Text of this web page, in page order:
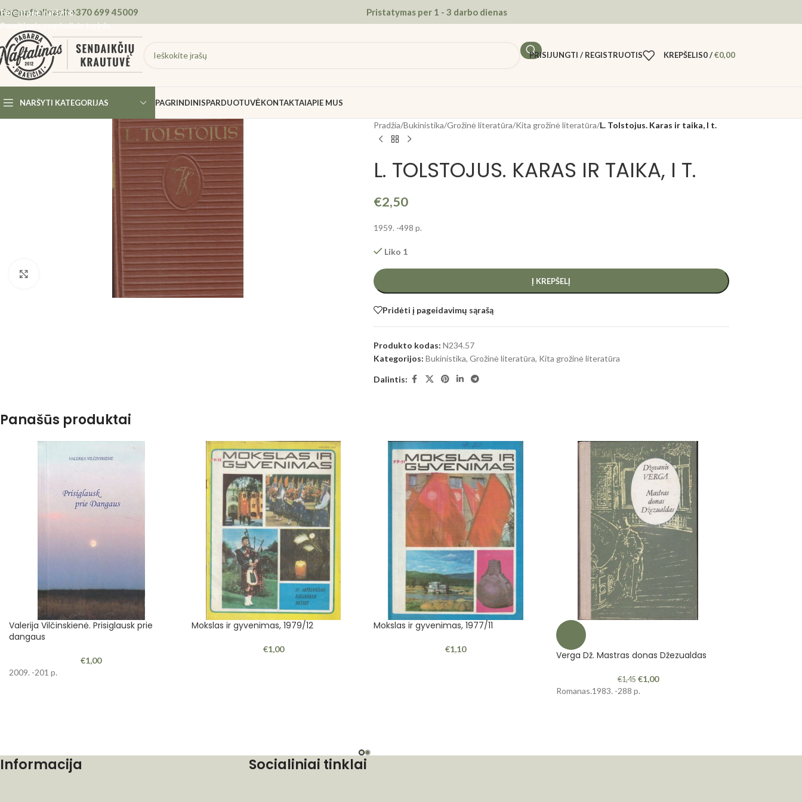
Pereiti prie naršymo
Pereiti prie pagrindinio turinio
+370 699 45009 Pristatymas per 1 - 3 darbo dienas
PRISIJUNGTI / REGISTRUOTIS KREPŠELIS0/€0,00
NARŠYTI KATEGORIJAS PAGRINDINISPARDUOTUVĖKONTAKTAIAPIE MUS
Spustelėkite, kad padidintumėte
Pradžia/Bukinistika/Grožinė literatūra/Kita grožinė literatūra/L. Tolstojus. Karas ir taika, I t.
L. TOLSTOJUS. KARAS IR TAIKA, I T.
€2,50
1959. -498 p.
Liko 1
Į KREPŠELĮ
Pridėti į pageidavimų sąrašą
Produkto kodas: N234.57
Kategorijos: Bukinistika, Grožinė literatūra, Kita grožinė literatūra
Dalintis:
Panašūs produktai
Valerija Vilčinskienė. Prisiglausk prie
dangaus
€1,00
2009. -201 p.
Mokslas ir gyvenimas, 1979/12
€1,00
Mokslas ir gyvenimas, 1977/11
€1,10
Verga Dž. Mastras donas Džezualdas
€1,45 €1,00
Romanas.1983. -288 p.
Informacija Socialiniai tinklai